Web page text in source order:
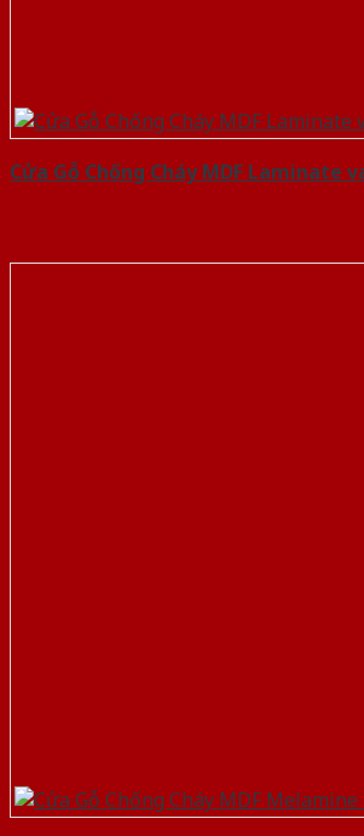
Cửa Gỗ Chống Cháy MDF Laminate